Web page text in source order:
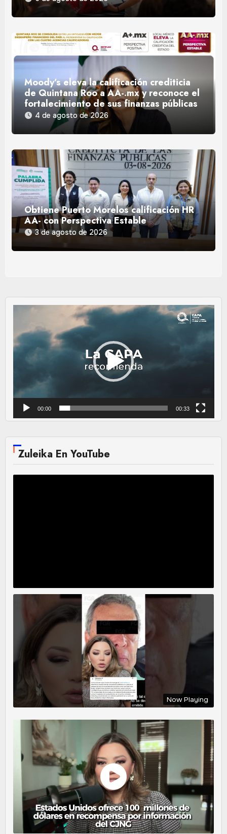
Moody’s eleva la calificación crediticia
de Quintana Roo a AA-.mx y reconoce el
fortalecimiento de sus finanzas públicas
4 de agosto de 2026
Obtiene Puerto Morelos calificación HR
AA- con Perspectiva Estable
3 de agosto de 2026
Reproductor
vídeo
00:00 00:33
Zuleika En YouTube
Now Playing